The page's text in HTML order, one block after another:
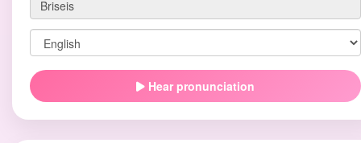
Hear pronunciation